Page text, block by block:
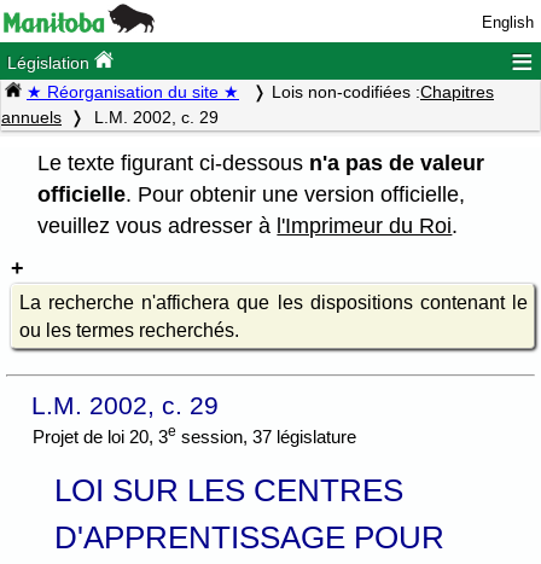
English
Législation ≡
★ Réorganisation du site ★ Lois non-codifiées :Chapitres
annuels
L.M. 2002, c. 29
Le texte figurant ci-dessous n'a pas de valeur
officielle. Pour obtenir une version officielle,
veuillez vous adresser à l'Imprimeur du Roi.
La recherche n'affichera que les dispositions contenant le
ou les termes recherchés.
L.M. 2002, c. 29
Projet de loi 20, 3e session, 37 législature
LOI SUR LES CENTRES
D'APPRENTISSAGE POUR